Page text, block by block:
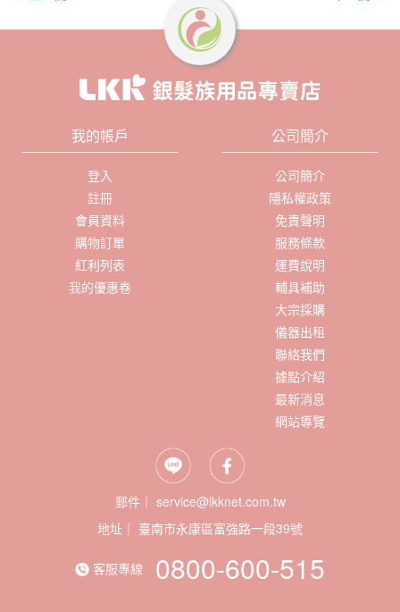
我的帳戶
登入
註冊
會員資料
購物訂單
紅利列表
我的優惠卷
公司簡介
公司簡介
隱私權政策
免責聲明
服務條款
運費說明
輔具補助
大宗採購
儀器出租
聯絡我們
據點介紹
最新消息
網站導覽
郵件｜ service@lkknet.com.tw
地址｜
客服專線 0800-600-515